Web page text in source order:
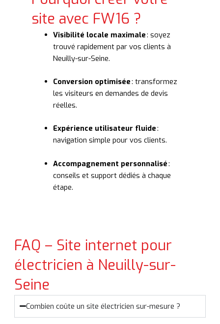
site avec FW16 ?
Visibilité locale maximale: soyez
trouvé rapidement par vos clients à
Neuilly-sur-Seine.
Conversion optimisée: transformez
les visiteurs en demandes de devis
réelles.
Expérience utilisateur fluide:
navigation simple pour vos clients.
Accompagnement personnalisé:
conseils et support dédiés à chaque
étape.
FAQ – Site internet pour
électricien à Neuilly-sur-
Seine
Combien coûte un site électricien sur-mesure ?